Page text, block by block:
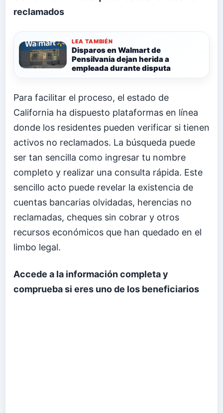
reclamados
LEA TAMBIÉN
Disparos en Walmart de
Pensilvania dejan herida a
empleada durante disputa
Para facilitar el proceso, el estado de
California ha dispuesto plataformas en línea
donde los residentes pueden verificar si tienen
activos no reclamados. La búsqueda puede
ser tan sencilla como ingresar tu nombre
completo y realizar una consulta rápida. Este
sencillo acto puede revelar la existencia de
cuentas bancarias olvidadas, herencias no
reclamadas, cheques sin cobrar y otros
recursos económicos que han quedado en el
limbo legal.
Accede a la información completa y
comprueba si eres uno de los beneficiarios